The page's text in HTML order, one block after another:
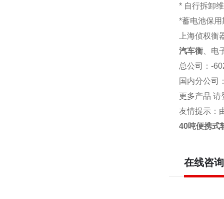
* 自行拆卸
*蓄电池保用
上海侦权
汽车衡 、
总公司
：-
国内分公司
更多产品 请
友情提示：
40吨便携式
在线咨询